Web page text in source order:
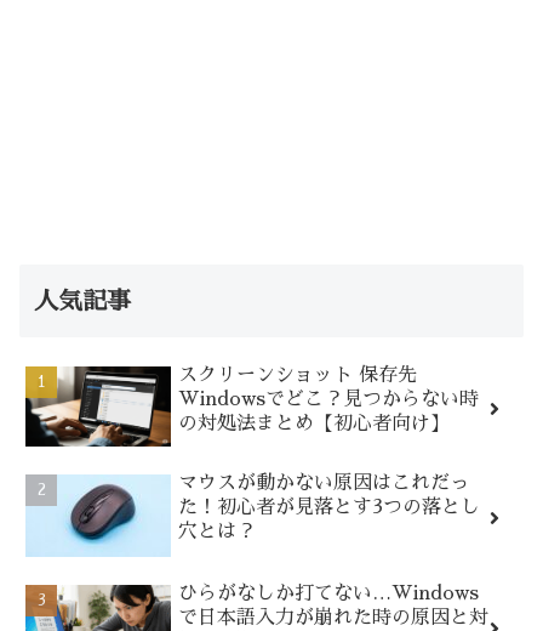
人気記事
スクリーンショット 保存先
Windowsでどこ？見つからない時
の対処法まとめ【初心者向け】
マウスが動かない原因はこれだっ
た！初心者が見落とす3つの落とし
穴とは？
ひらがなしか打てない…Windows
で日本語入力が崩れた時の原因と対